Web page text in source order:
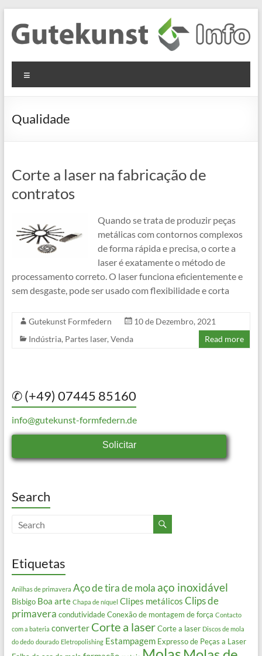
content
Gutekunst
Formfedern
GmbH
Informationen
Flachmaterial
Qualidade
Corte a laser na fabricação de
contratos
Quando se trata de produzir peças
metálicas com contornos complexos
de forma rápida e precisa, o corte a
laser é exatamente o método de
processamento correto. O laser funciona eficientemente e
sem desgaste, pode ser usado com flexibilidade e corta
Gutekunst Formfedern
10 de Dezembro, 2021
Indústria, Partes laser, Venda Read more
✆ (+49) 07445 85160
info@gutekunst-formfedern.de
Solicitar
Search
Etiquetas
Anilhas de primavera Aço de tira de mola aço inoxidável
Bisbigo Boa arte Chapa de níquel Clipes metálicos Clips de
primavera condutividade Conexão de montagem de força Contacto
com a bateria converter Corte a laser Corte a laser Discos de mola
do dedo dourado Eletropolishing Estampagem Expresso de Peças a Laser